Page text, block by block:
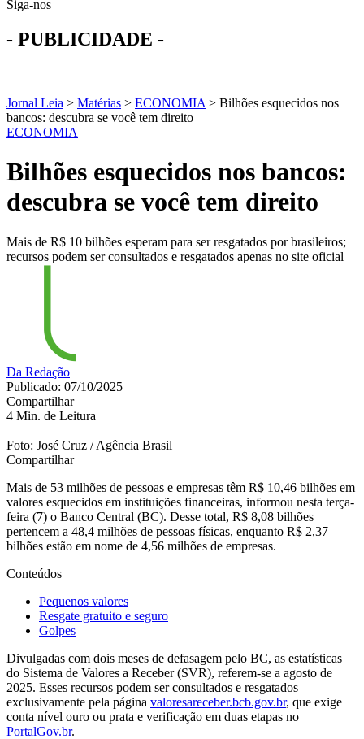
Siga-nos
- PUBLICIDADE -
Jornal Leia > Matérias > ECONOMIA > Bilhões esquecidos nos
bancos: descubra se você tem direito
ECONOMIA
Bilhões esquecidos nos bancos:
descubra se você tem direito
Mais de R$ 10 bilhões esperam para ser resgatados por brasileiros;
recursos podem ser consultados e resgatados apenas no site oficial
Da Redação
Publicado: 07/10/2025
Compartilhar
4 Min. de Leitura
Foto: José Cruz / Agência Brasil
Compartilhar
Mais de 53 milhões de pessoas e empresas têm R$ 10,46 bilhões em
valores esquecidos em instituições financeiras, informou nesta terça-
feira (7) o Banco Central (BC). Desse total, R$ 8,08 bilhões
pertencem a 48,4 milhões de pessoas físicas, enquanto R$ 2,37
bilhões estão em nome de 4,56 milhões de empresas.
Conteúdos
Pequenos valores
Resgate gratuito e seguro
Golpes
Divulgadas com dois meses de defasagem pelo BC, as estatísticas
do Sistema de Valores a Receber (SVR), referem-se a agosto de
2025. Esses recursos podem ser consultados e resgatados
exclusivamente pela página valoresareceber.bcb.gov.br, que exige
conta nível ouro ou prata e verificação em duas etapas no
PortalGov.br.